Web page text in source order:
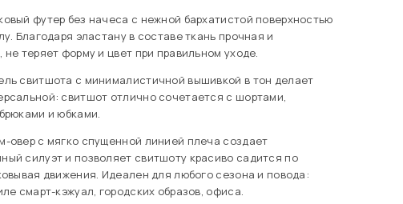
футер без начеса с нежной бархатистой поверхностью
Благодаря эластану в составе ткань прочная и
не теряет форму и цвет при правильном уходе.
свитшота с минималистичной вышивкой в тон делает
свитшот отлично сочетается с шортами,
и юбками.
овер с мягко спущенной линией плеча создает
силуэт и позволяет свитшоту красиво садится по
движения. Идеален для любого сезона и повода:
смарт-кэжуал, городских образов, офиса.